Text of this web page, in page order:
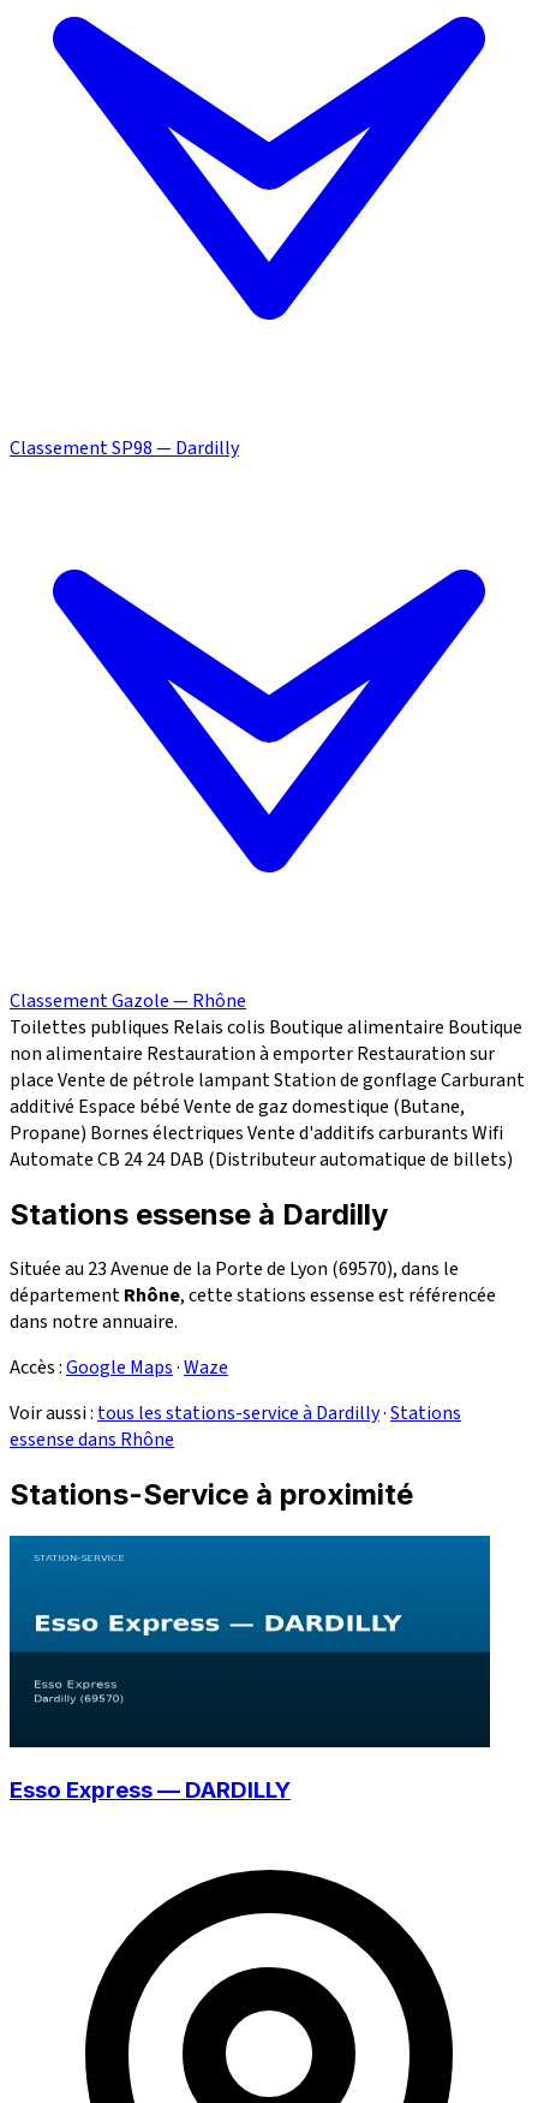
Classement SP98 — Dardilly
Classement Gazole — Rhône
Toilettes publiques Relais colis Boutique alimentaire Boutique
non alimentaire Restauration à emporterRestauration sur
placeVente de pétrole lampantStation de gonflageCarburant
additivé Espace bébéVente de gaz domestique (Butane,
Propane) Bornes électriquesVente d'additifs carburantsWifi
Automate CB 2424DAB (Distributeur automatique de billets)
Stations essense à Dardilly
Située au 23 Avenue de la Porte de Lyon (69570), dans le
départementRhône, cette stations essense est référencée
dans notre annuaire.
Accès :Google Maps·Waze
Voir aussi : tous les stations-service à Dardilly·Stations
essense dans Rhône
Stations-Service à proximité
Esso Express — DARDILLY